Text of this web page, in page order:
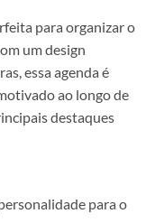
para organizar o
um design
essa agenda é
ao longo de
destaques
para o